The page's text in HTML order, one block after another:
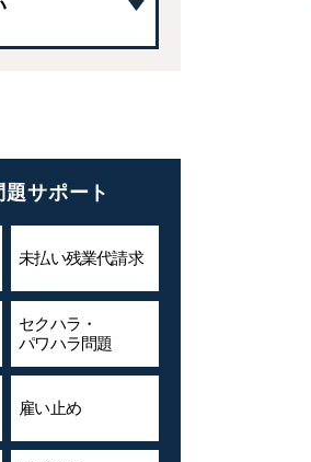
サポート
未払い残業代請求
セクハラ・
パワハラ問題
雇い止め